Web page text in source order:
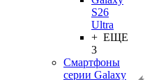
S26
Ultra
+ ЕЩЕ
3
Смартфоны
серии Galaxy